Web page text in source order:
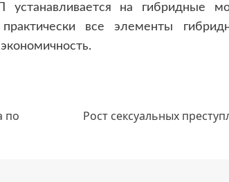
устанавливается на гибридные
все элементы
по
Рост сексуальных